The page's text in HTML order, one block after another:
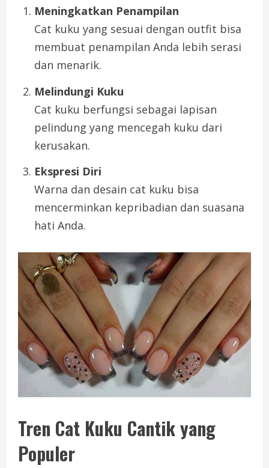
Meningkatkan Penampilan
Cat kuku yang sesuai dengan outfit bisa
membuat penampilan Anda lebih serasi
dan menarik.
Melindungi Kuku
Cat kuku berfungsi sebagai lapisan
pelindung yang mencegah kuku dari
kerusakan.
Ekspresi Diri
Warna dan desain cat kuku bisa
mencerminkan kepribadian dan suasana
hati Anda.
Tren Cat Kuku Cantik yang
Populer